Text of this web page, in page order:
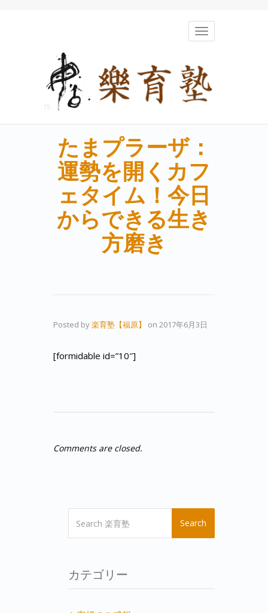
Toggle
navigation
たまプラーザ：
運勢を開くカフ
ェタイム！今日
からできる生き
方磨き
Posted by楽育塾【福原】 on 2017年6月3日
[formidable id=”10″]
Comments are closed.
Search
カテゴリー